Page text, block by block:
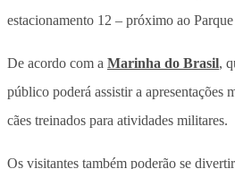
estacionamento 12 – próximo ao
De acordo com a Marinha do Brasil,
público poderá assistir a apresentações
cães treinados para atividades militares.
Os visitantes também poderão se